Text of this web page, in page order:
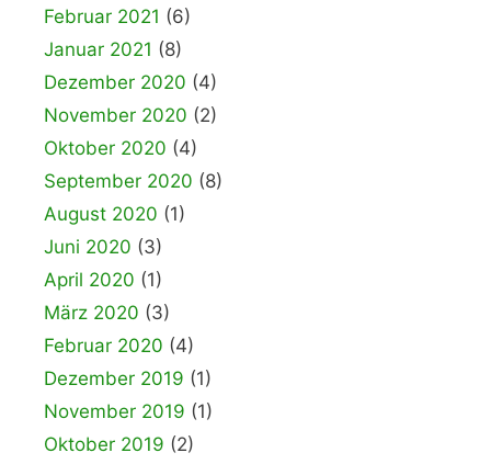
Februar 2021 (6)
Januar 2021 (8)
Dezember 2020 (4)
November 2020 (2)
Oktober 2020 (4)
September 2020 (8)
August 2020 (1)
Juni 2020 (3)
April 2020 (1)
März 2020 (3)
Februar 2020 (4)
Dezember 2019 (1)
November 2019 (1)
Oktober 2019 (2)